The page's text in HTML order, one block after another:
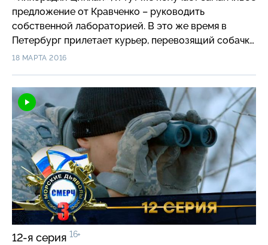
предложение от Кравченко – руководить
собственной лабораторией. В это же время в
Петербург прилетает курьер, перевозящий собачку
— подарок от азиатских коллег госпоже Хачикян —
кусает курьера за палец. Вскоре в секретной
лаборатории на территории заброшенного
санатория лаборанты начинают выращивать
штаммы вируса из крови зараженной лихорадкой
собаки. В качестве «подопытных кроликов» будут
использоваться…. бродяги. Умирающий Курьер,
заболевший «лихорадкой Цинхай», рассказывает
врачам о собаке-подарке, о Кравченко, забравшем
собаку в аэропорту. Врач передает информацию в
КТЦ.
18 МАРТА 2016
12-я серия 16+